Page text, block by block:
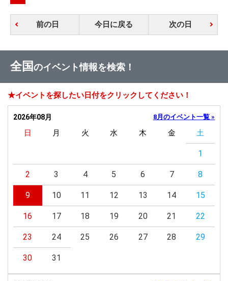
前の日 今日に戻る 次の日
全国のイベント情報を検索！
★イベントを探したい日付をクリックしてください！
2026年08月 8月のイベント一覧 »
日 月 火 水 木 金 土
1
2 3 4 5 6 7 8
9 10 11 12 13 14 15
16 17 18 19 20 21 22
23 24 25 26 27 28 29
30 31